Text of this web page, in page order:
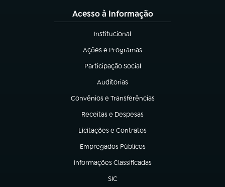
Acesso à Informação
Institucional
(abre em nova aba)
Ações e Programas
(abre em nova aba)
Participação Social
(abre em nova aba)
Auditorias
(abre em nova aba)
Convênios e Transferências
(abre em nova aba)
Receitas e Despesas
(abre em nova aba)
Licitações e Contratos
(abre em nova aba)
Empregados Públicos
(abre em nova aba)
Informações Classificadas
(abre em nova aba)
SIC
(abre em nova aba)